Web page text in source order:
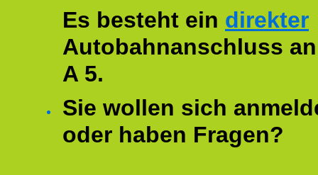
Es besteht ein direkter
Autobahnanschluss
A 5.
Sie wollen sich
oder haben Fragen?